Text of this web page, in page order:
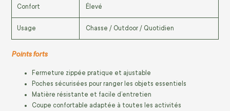
Confort Élevé
Usage Chasse / Outdoor / Quotidien
Points forts
Fermeture zippée pratique et ajustable
Poches sécurisées pour ranger les objets essentiels
Matière résistante et facile d’entretien
Coupe confortable adaptée à toutes les activités